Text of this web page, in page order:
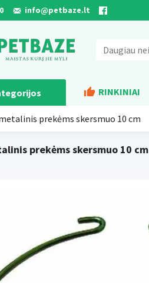
info@petbaze.lt
RINKINIAI
prekėms skersmuo 10 cm
prekėms skersmuo 10 cm